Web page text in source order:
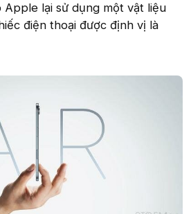
Apple lại sử dụng một vật liệu
điện thoại được định vị là